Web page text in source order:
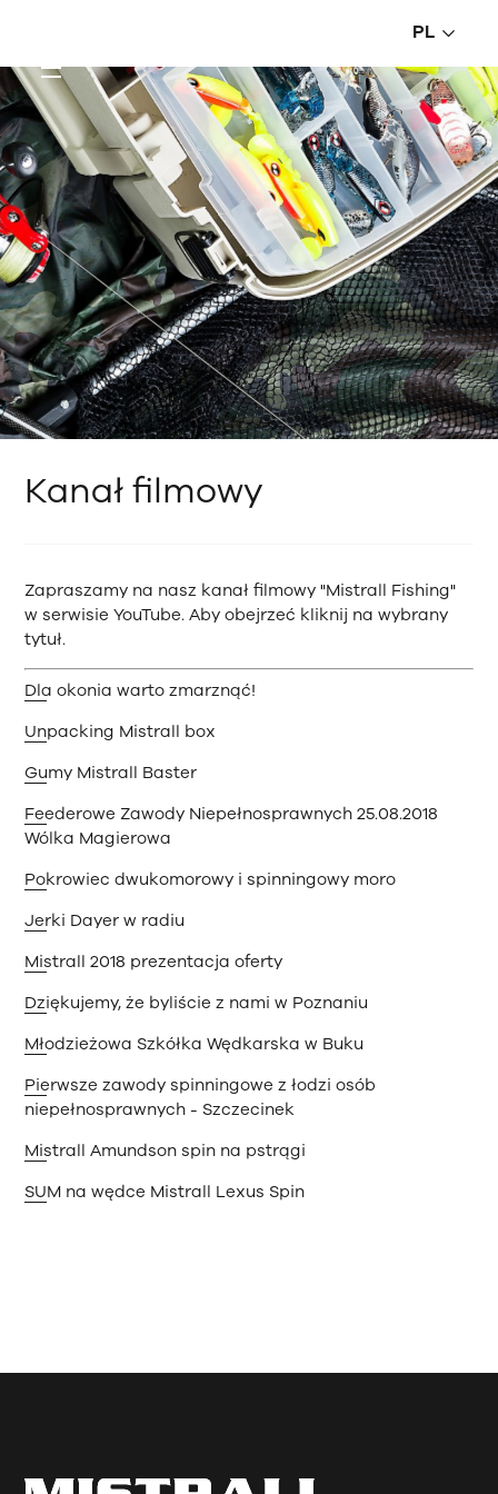
PL
Kanał filmowy
Zapraszamy na nasz kanał filmowy "Mistrall Fishing"
w serwisie YouTube. Aby obejrzeć kliknij na wybrany
tytuł.
Dla okonia warto zmarznąć!
Unpacking Mistrall box
Gumy Mistrall Baster
Feederowe Zawody Niepełnosprawnych 25.08.2018
Wólka Magierowa
Pokrowiec dwukomorowy i spinningowy moro
Jerki Dayer w radiu
Mistrall 2018 prezentacja oferty
Dziękujemy, że byliście z nami w Poznaniu
Młodzieżowa Szkółka Wędkarska w Buku
Pierwsze zawody spinningowe z łodzi osób
niepełnosprawnych - Szczecinek
Mistrall Amundson spin na pstrągi
SUM na wędce Mistrall Lexus Spin